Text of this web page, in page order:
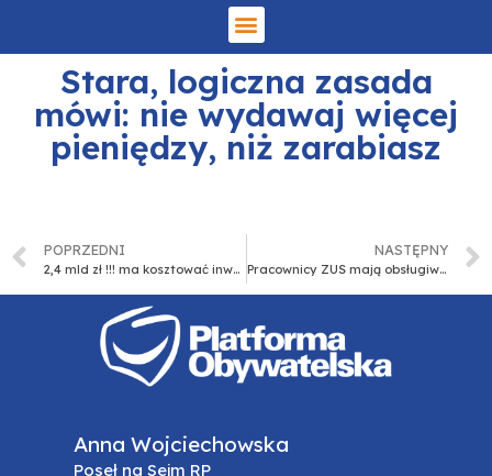
Stara, logiczna zasada
mówi: nie wydawaj więcej
pieniędzy, niż zarabiasz
POPRZEDNI
2,4 mld zł !!! ma kosztować inwestycja w zakresie odbudowy Pałacu Saskiego
NASTĘPNY
Pracownicy ZUS mają obsługiwać program 500+
Anna Wojciechowska
Poseł na Sejm RP